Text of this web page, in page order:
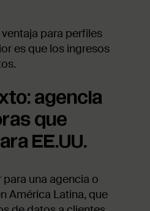
para perfiles
es que los ingresos
agencia
que
EE.UU.
una agencia o
América Latina, que